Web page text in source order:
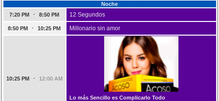
Noche
7:20 PM
- 8:50 PM 12 Segundos
8:50 PM - 10:25 PM Millonario sin amor
10:25 PM - 12:00 AM
Lo más Sencillo es Complicarlo Todo